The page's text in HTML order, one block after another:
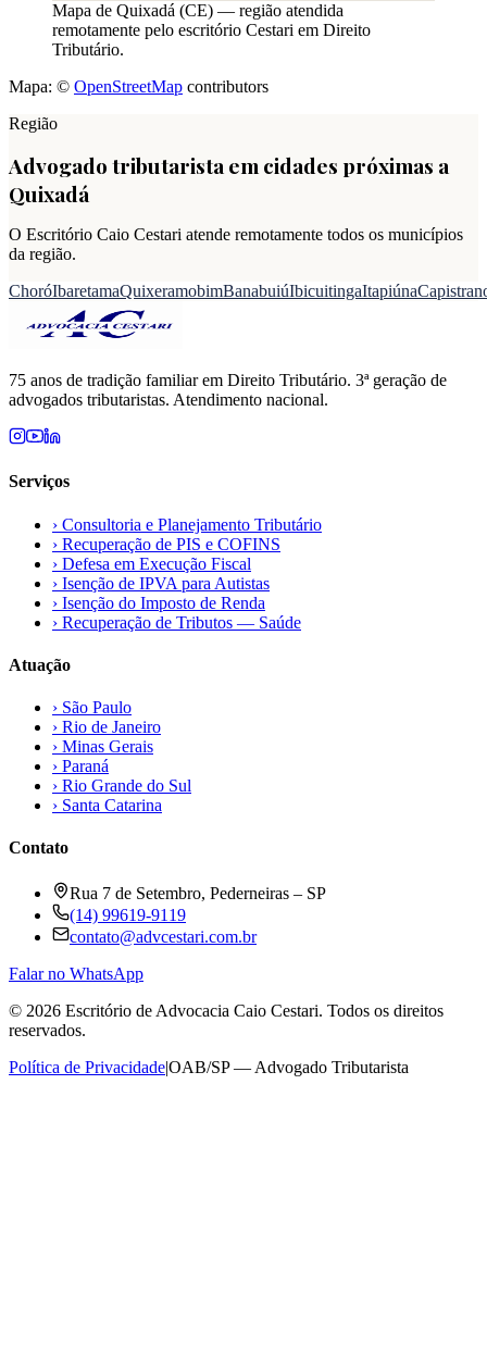
Mapa de Quixadá (CE) — região atendida
remotamente pelo escritório Cestari em Direito
Tributário.
Mapa: © OpenStreetMap contributors
Região
Advogado tributarista em cidades próximas a
Quixadá
O Escritório Caio Cestari atende remotamente todos os municípios
da região.
ChoróIbaretamaQuixeramobimBanabuiúIbicuitingaItapiúna
75 anos de tradição familiar em Direito Tributário. 3ª geração de
advogados tributaristas. Atendimento nacional.
Serviços
› Consultoria e Planejamento Tributário
› Recuperação de PIS e COFINS
› Defesa em Execução Fiscal
› Isenção de IPVA para Autistas
› Isenção do Imposto de Renda
› Recuperação de Tributos — Saúde
Atuação
› São Paulo
› Rio de Janeiro
› Minas Gerais
› Paraná
› Rio Grande do Sul
› Santa Catarina
Contato
Rua 7 de Setembro, Pederneiras – SP
(14) 99619-9119
contato@advcestari.com.br
Falar no WhatsApp
© 2026 Escritório de Advocacia Caio Cestari. Todos os direitos
reservados.
Política de Privacidade|OAB/SP — Advogado Tributarista